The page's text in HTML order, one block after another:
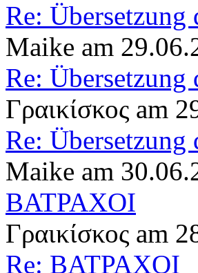
Re: Übersetzung
Maike am
Re: Übersetzung
Γραικίσκος am
Re: Übersetzung
Maike am
ΒΑΤΡΑΧΟΙ
Γραικίσκος am
Re: ΒΑΤΡΑΧΟΙ